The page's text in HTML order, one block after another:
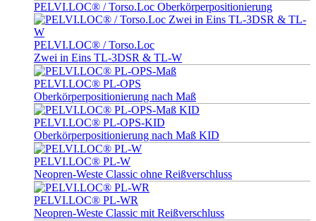
PELVI.LOC® / Torso.Loc Oberkörperpositionierung
PELVI.LOC® / Torso.Loc
Zwei in Eins TL-3DSR & TL-W
PELVI.LOC® PL-OPS
Oberkörperpositionierung nach Maß
PELVI.LOC® PL-OPS-KID
Oberkörperpositionierung nach Maß KID
PELVI.LOC® PL-W
Neopren-Weste Classic ohne Reißverschluss
PELVI.LOC® PL-WR
Neopren-Weste Classic mit Reißverschluss